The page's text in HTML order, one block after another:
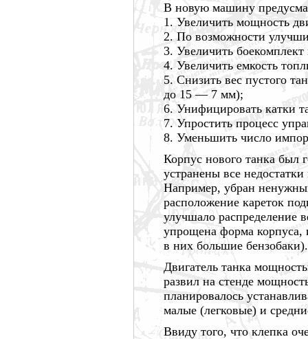
В новую машину
1. Увеличить мощность
2. По возможности
3. Увеличить боекомплект
4. Увеличить емкость
5. Снизить вес пустого
до 15 — 7 мм);
6. Унифицировать катки
7. Упростить процесс
8. Уменьшить число
Корпус нового танка был
устранены все
Например, убран
расположение кареток
улучшало распределение
упрощена форма
в них большие бензобаки).
Двигатель танка
развил на стенде
планировалось
малые (легковые) и
Ввиду того, что клепка